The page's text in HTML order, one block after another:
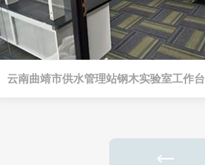
云南曲靖市供水管理站钢木实验室工作台